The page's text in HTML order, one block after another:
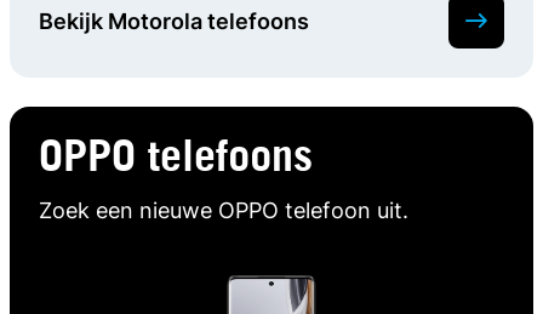
Bekijk Motorola telefoons
OPPO telefoons
Zoek een nieuwe OPPO telefoon uit.